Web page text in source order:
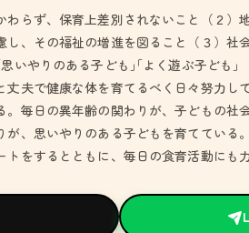
わらず、保育上差別されないこと（２）
し、その福祉の増進を図ること（３）社
いやりのある子ども｣｢よく遊ぶ子ども
丈夫で健康な体を育てるべく日々努力し
毎日の異年齢の関わりが、子どもの社
が、思いやりのある子どもを育てている
をするとともに、毎日の食育活動にも